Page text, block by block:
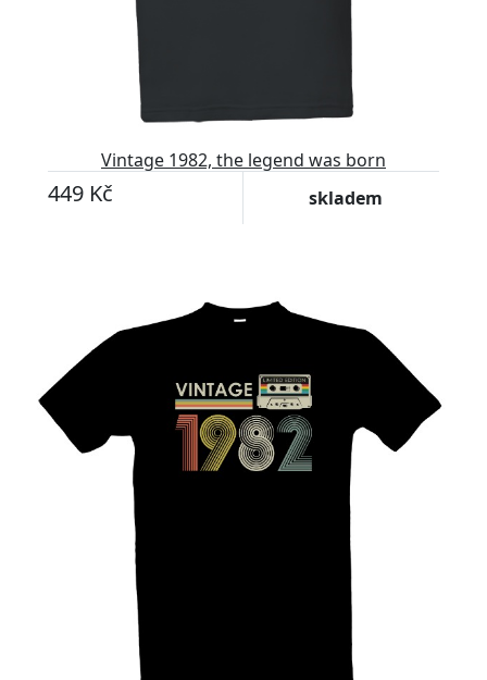
Vintage 1982, the legend was born
449 Kč skladem